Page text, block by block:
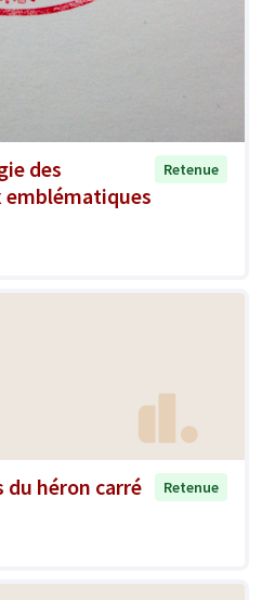
des
Retenue
du héron carré
Retenue